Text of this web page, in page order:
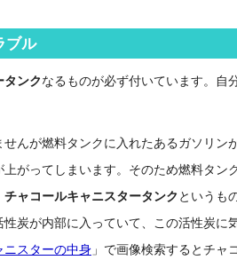
ブル
タンクなるものが必ず付いています。自
んが燃料タンクに入れたあるガソリン
がってしまいます。そのため燃料タン
チャコールキャニスタータンク というも
性炭が内部に入っていて、この活性炭に
ニスターの中身 」で画像検索するとチャ